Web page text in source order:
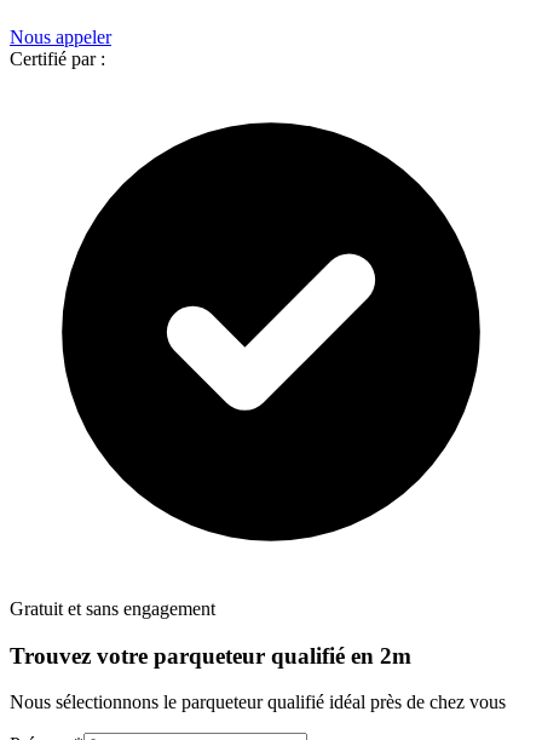
Nous appeler
Certifié par :
Gratuit et sans engagement
Trouvez votre parqueteur qualifié en 2m
Nous sélectionnons le parqueteurqualifié idéal près de chez vous